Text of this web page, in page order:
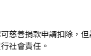
慈善捐款申請扣除，
社會責任。